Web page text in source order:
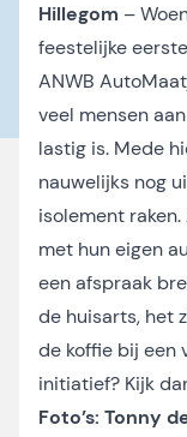
Hillegom –
feestelijke
ANWB
veel mensen
lastig is. Mede
nauwelijks nog
isolement
met hun eigen
een afspraak
de huisarts, het
de koffie bij een
initiatief? Kijk
Foto’s: Tonny